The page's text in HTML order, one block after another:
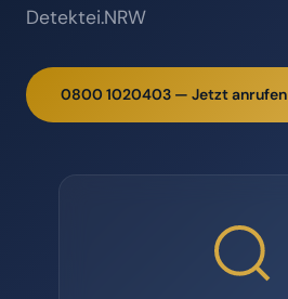
Detektei.NRW
0800 1020403 — Jetzt anrufen